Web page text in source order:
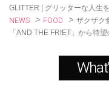
GLITTER | グリッターな人生
NEWS > FOOD > ザクザク
「AND THE FRIET」から待